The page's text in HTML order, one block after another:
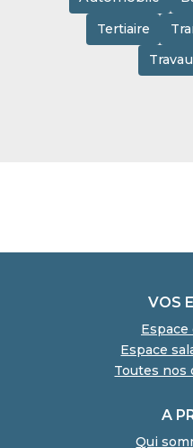
Tertiaire
VOS
Espace
Toutes nos
A
Qui